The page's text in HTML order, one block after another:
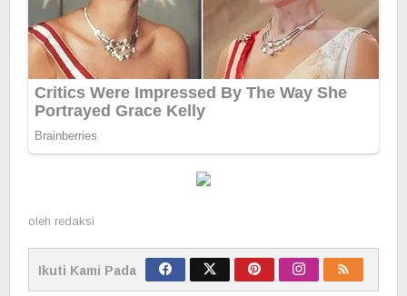
oleh redaksi
Ikuti Kami Pada